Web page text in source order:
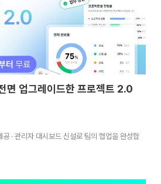
면 업그레이드한 프로젝트 2.0
· 관리자 대시보드 신설로 팀의 협업을 완성합